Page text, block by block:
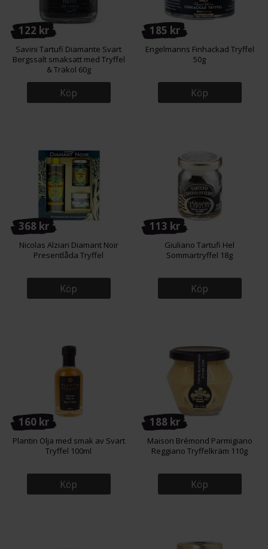
122 kr
Savini Tartufi Diamante Svart
Bergssalt smaksatt med Tryffel
& Träkol 60g
Köp
185 kr
Engelmanns Finhackad Tryffel
50g
Köp
368 kr
Nicolas Alziari Diamant Noir
Presentlåda Tryffel
Köp
113 kr
Giuliano Tartufi Hel
Sommartryffel 18g
Köp
160 kr
Plantin Olja med smak av Svart
Tryffel 100ml
Köp
188 kr
Maison Brémond Parmigiano
Reggiano Tryffelkräm 110g
Köp